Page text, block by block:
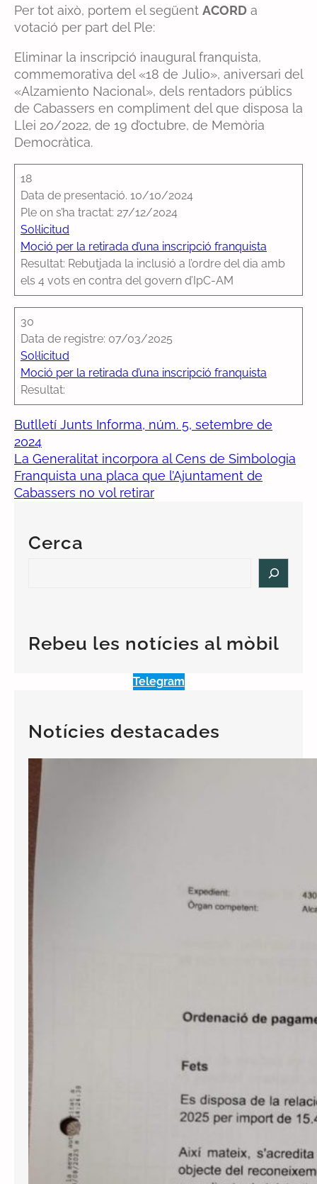
Per tot això, portem el següent ACORD a
votació per part del Ple:
Eliminar la inscripció inaugural franquista,
commemorativa del «18 de Julio», aniversari del
«Alzamiento Nacional», dels rentadors públics
de Cabassers en compliment del que disposa la
Llei 20/2022, de 19 d’octubre, de Memòria
Democràtica.
18
Data de presentació. 10/10/2024
Ple on s’ha tractat: 27/12/2024
Sol·licitud
Moció per la retirada d’una inscripció franquista
Resultat: Rebutjada la inclusió a l’ordre del dia amb
els 4 vots en contra del govern d’IpC-AM
30
Data de registre: 07/03/2025
Sol·licitud
Moció per la retirada d’una inscripció franquista
Resultat:
Butlletí Junts Informa, núm. 5, setembre de
2024
La Generalitat incorpora al Cens de Simbologia
Franquista una placa que l’Ajuntament de
Cabassers no vol retirar
Cerca
hRebeu les notícies al mòbil
Telegram
Notícies destacades